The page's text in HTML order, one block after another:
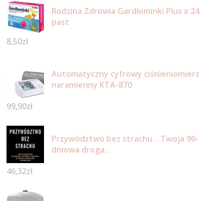
Rodzina Zdrowia Gardłominki Plus x 24
past
8,50zł
Automatyczny cyfrowy ciśnieniomierz
naramienny KTA-870
99,90zł
Przywództwo bez strachu. . Twoja 90-
dniowa droga..
46,32zł